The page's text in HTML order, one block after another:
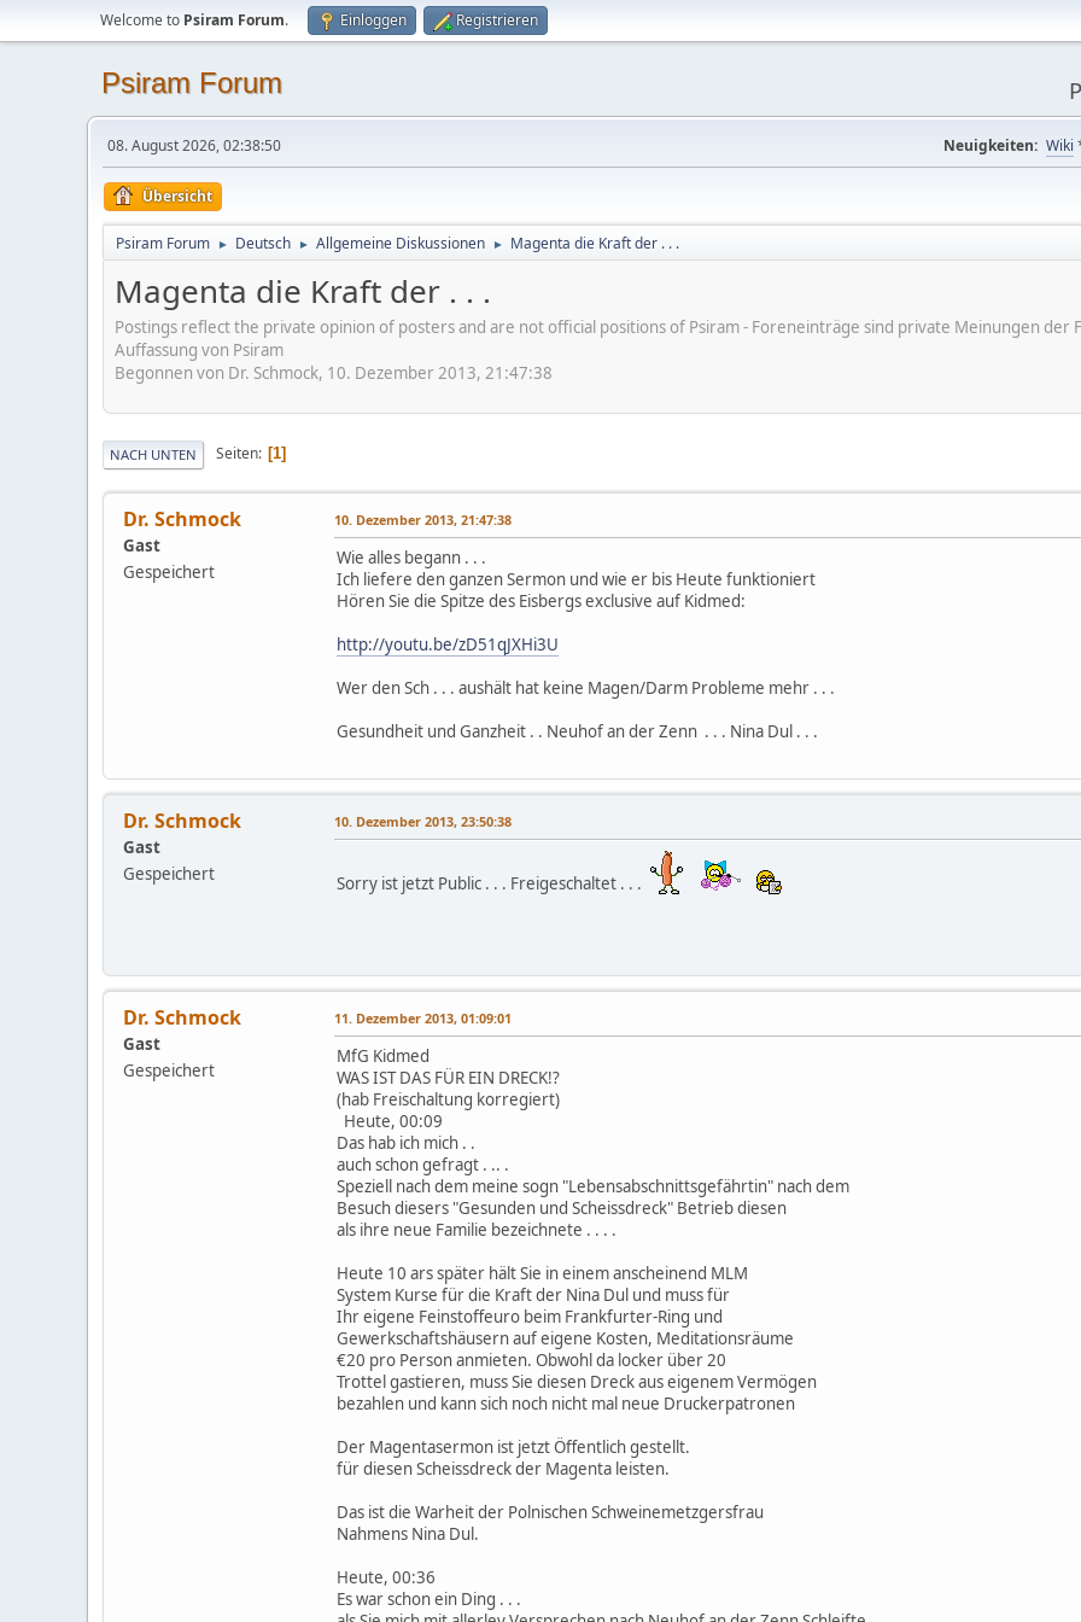
Welcome to Psiram Forum. Einloggen Registrieren
Psiram Forum
08. August 2026, 02:38:50 Neuigkeiten: Wiki
Übersicht
Psiram Forum ► Deutsch ► Allgemeine Diskussionen ► Magenta die Kraft der . . .
Magenta die Kraft der . . .
Postings reflect the private opinion of posters and are not official positions of Psiram - Foreneinträge sind private Meinungen
Auffassung von Psiram
Begonnen von Dr. Schmock, 10. Dezember 2013, 21:47:38
NACH UNTEN Seiten 1
Dr. Schmock
Gast
Gespeichert
10. Dezember 2013, 21:47:38
Wie alles begann . . .
Ich liefere den ganzen Sermon und wie er bis Heute funktioniert
Hören Sie die Spitze des Eisbergs exclusive auf Kidmed:
http://youtu.be/zD51qJXHi3U
Wer den Sch . . . aushält hat keine Magen/Darm Probleme mehr . . .
Gesundheit und Ganzheit . . Neuhof an der Zenn . . . Nina Dul . . .
Dr. Schmock
Gast
Gespeichert
10. Dezember 2013, 23:50:38
Sorry ist jetzt Public . . . Freigeschaltet . . .
Dr. Schmock
Gast
Gespeichert
11. Dezember 2013, 01:09:01
MfG Kidmed
WAS IST DAS FÜR EIN DRECK!?
(hab Freischaltung korregiert)
Heute, 00:09
Das hab ich mich . .
auch schon gefragt . .. .
Speziell nach dem meine sogn "Lebensabschnittsgefährtin" nach dem
Besuch diesers "Gesunden und Scheissdreck" Betrieb diesen
als ihre neue Familie bezeichnete . . . .
Heute 10 ars später hält Sie in einem anscheinend MLM
System Kurse für die Kraft der Nina Dul und muss für
Ihr eigene Feinstoffeuro beim Frankfurter-Ring und
Gewerkschaftshäusern auf eigene Kosten, Meditationsräume
€20 pro Person anmieten. Obwohl da locker über 20
Trottel gastieren, muss Sie diesen Dreck aus eigenem Vermögen
bezahlen und kann sich noch nicht mal neue Druckerpatronen
Der Magentasermon ist jetzt Öffentlich gestellt.
für diesen Scheissdreck der Magenta leisten.
Das ist die Warheit der Polnischen Schweinemetzgersfrau
Nahmens Nina Dul.
Heute, 00:36
Es war schon ein Ding . . .